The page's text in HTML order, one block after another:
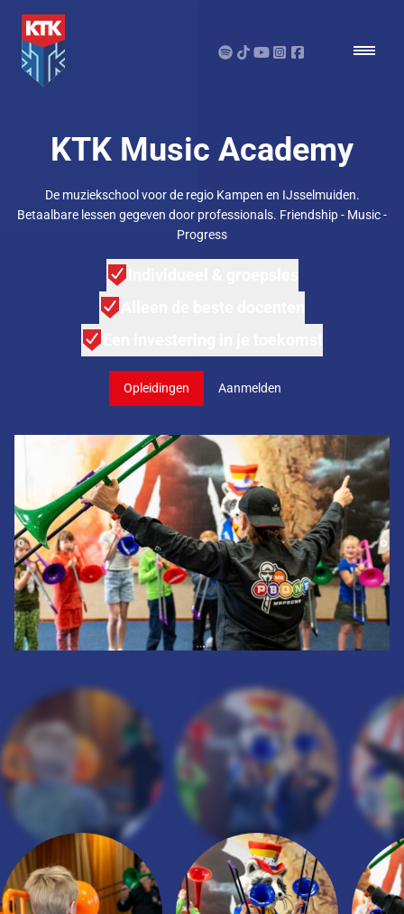
KTK Music Academy
De muziekschool voor de regio Kampen en IJsselmuiden.
Betaalbare lessen gegeven door professionals. Friendship - Music -
Progress
Opleidingen Aanmelden